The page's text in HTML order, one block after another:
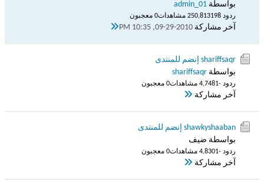
بواسطة admin_01
ردود 198 250,813 مشاهدات 0 معجبون
آخر مشاركة 09-29-2010, 10:35 PM
shariffsaqr إنضم للمنتدى
بواسطة shariffsaqr
ردود -1 4,748 مشاهدات 0 معجبون
آخر مشاركة
shawkyshaaban إنضم للمنتدى
بواسطة ضيف
ردود -1 4,830 مشاهدات 0 معجبون
آخر مشاركة